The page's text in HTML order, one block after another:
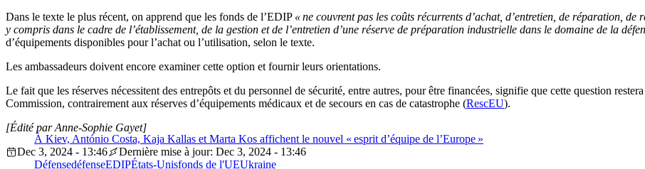
Dans le texte le plus récent, on apprend que les fonds de l’EDIP « ne couvrent pas les coûts récurrents d’achat, d’entretien, de réparation,
y compris dans le cadre de l’établissement, de la gestion et de l’entretien d’une réserve de préparation industrielle dans le domaine de la
d’équipements disponibles pour l’achat ou l’utilisation, selon le texte.
Les ambassadeurs doivent encore examiner cette option et fournir leurs orientations.
Le fait que les réserves nécessitent des entrepôts et du personnel de sécurité, entre autres, pour être financées, signifie que cette question
Commission, contrairement aux réserves d’équipements médicaux et de secours en cas de catastrophe (RescEU).
À Kiev, António Costa, Kaja Kallas et Marta Kos affichent le nouvel « esprit d’équipe de l’Europe »
[Édité par Anne-Sophie Gayet]
Dec 3, 2024 - 13:46
Dernière mise à jour: Dec 3, 2024 - 13:46
DéfensedéfenseEDIPÉtats-Unisfonds de l'UEUkraine